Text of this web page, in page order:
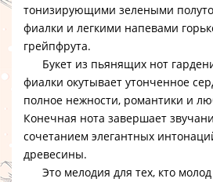
тонизирующими зелеными
фиалки и легкими напевами
грейпфрута.
Букет из пьянящих нот
фиалки окутывает утонченное
полное нежности, романтики и
Конечная нота завершает
сочетанием элегантных
древесины.
Это мелодия для тех, кто